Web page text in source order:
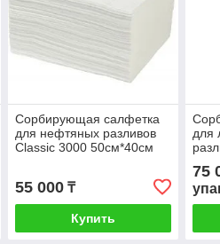
Сорбирующая салфетка
для нефтяных разливов
Classic 3000 50см*40см
55 000₸
Купить
для
75